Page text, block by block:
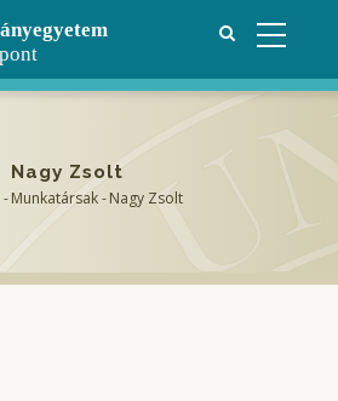
Nagy Zsolt
- Munkatársak - Nagy Zsolt